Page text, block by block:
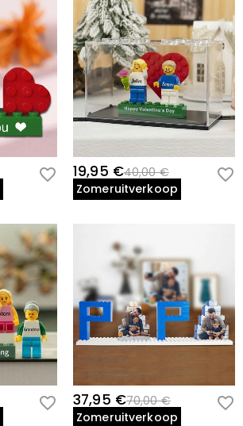
19,95 €40,00 €
Zomeruitverkoop
37,95 €70,00 €
Zomeruitverkoop